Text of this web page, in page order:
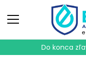
Do konca